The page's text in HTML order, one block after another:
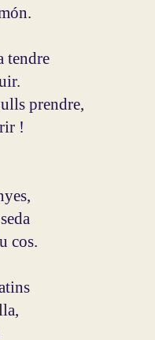
tendre
prendre,
!
cos.